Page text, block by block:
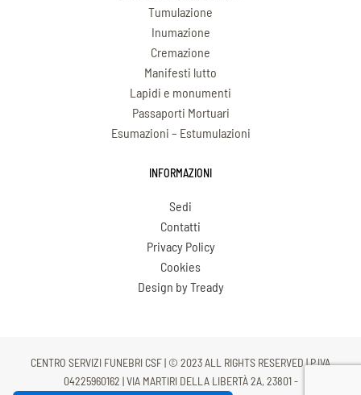
Tumulazione
Inumazione
Cremazione
Manifesti lutto
Lapidi e monumenti
Passaporti Mortuari
Esumazioni – Estumulazioni
INFORMAZIONI
Sedi
Contatti
Privacy Policy
Cookies
Design by Tready
CENTRO SERVIZI FUNEBRI CSF | © 2023 ALL RIGHTS RESERVED | P.IVA
04225960162 | VIA MARTIRI DELLA LIBERTÀ 2A, 23801 -